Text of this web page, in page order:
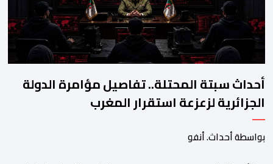
أحداث سبتة المحتلة.. تفاصيل مؤامرة الدولة
الجزائرية لزعزعة استقرار المغرب
بواسطة أحداث. أنفو